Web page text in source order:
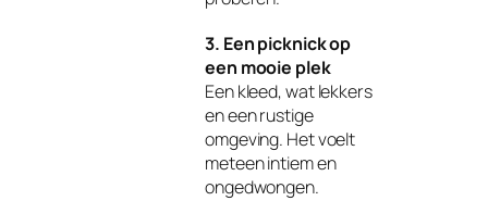
3. Een picknick op
een mooie plek
Een kleed, wat lekkers
en een rustige
omgeving. Het voelt
meteen intiem en
ongedwongen.